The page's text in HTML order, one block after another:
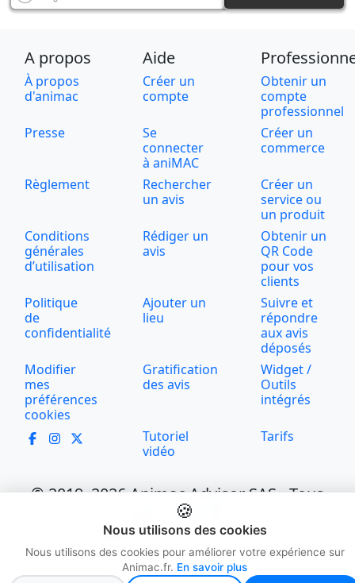
A propos Aide
À propos
d'animac
Créer un
compte
Obtenir un
compte
professionnel
Presse
Se
connecter
à aniMAC
Créer un
commerce
Règlement
Rechercher
un avis
Créer un
service ou
un produit
Conditions
générales
d’utilisation
Rédiger un
avis
Obtenir un
QR Code
pour vos
clients
Politique
de
confidentialité
Ajouter un
lieu
Suivre et
répondre
aux avis
déposés
Modifier
mes
préférences
cookies
Gratification
des avis
Widget /
Outils
intégrés
Tutoriel
vidéo
Tarifs
© 2019, 2026 Animac Advisor SAS - Tous
droits réservés
🇫🇷Hébergé en France
🍪
Nous utilisons des cookies
Nous utilisons des cookies pour améliorer votre expérience sur
Animac.fr. En savoir plus